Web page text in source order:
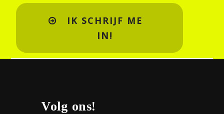
IK SCHRIJF ME
IN!
Volg ons!